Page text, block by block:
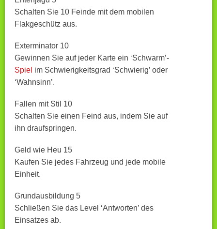
Schalten Sie 10 Feinde mit dem mobilen
Flakgeschütz aus.
Exterminator 10
Gewinnen Sie auf jeder Karte ein ‘Schwarm’-
Spiel im Schwierigkeitsgrad ‘Schwierig’ oder
‘Wahnsinn’.
Fallen mit Stil 10
Schalten Sie einen Feind aus, indem Sie auf
ihn draufspringen.
Geld wie Heu 15
Kaufen Sie jedes Fahrzeug und jede mobile
Einheit.
Grundausbildung 5
Schließen Sie das Level ‘Antworten’ des
Einsatzes ab.